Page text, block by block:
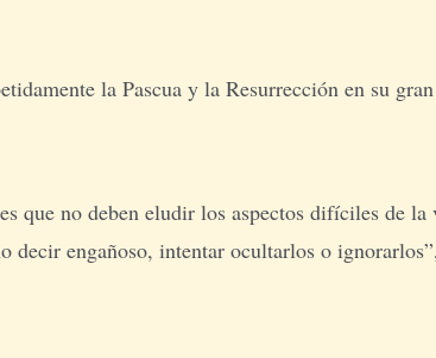
la Pascua y la Resurrección en su
que no deben eludir los aspectos difíciles de
engañoso, intentar ocultarlos o